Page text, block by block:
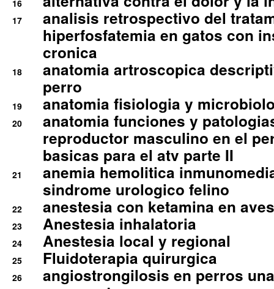
16
17
analisis retrospectivo del
hiperfosfatemia en gatos con
cronica
18
anatomia artroscopica
perro
19 anatomia fisiologia y
20
anatomia funciones y
reproductor masculino en el
basicas para el atv parte II
21
anemia hemolitica
sindrome urologico felino
22 anestesia con ketamina en
23 Anestesia inhalatoria
24 Anestesia local y regional
25 Fluidoterapia quirurgica
26
angiostrongilosis en perros